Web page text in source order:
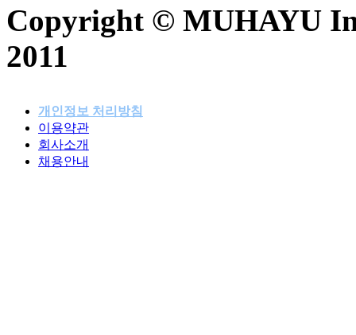
Copyright © MUHAYU
2011
개인정보 처리방침
이용약관
회사소개
채용안내